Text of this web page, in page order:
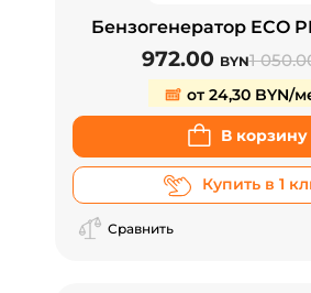
Бензогенератор ECO
972.00 BYN1
от 24,30 BYN/
В корзину
Купить в 1
Сравнить